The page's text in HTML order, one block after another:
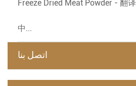
Freeze Dried Meat Powder - 翻译
中...
اتصل بنا